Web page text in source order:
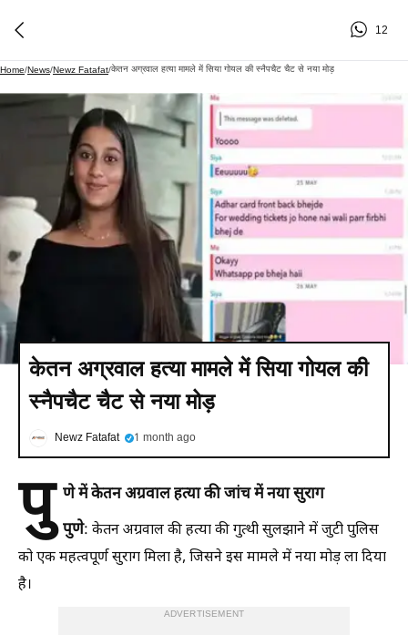
12
Home/News/Newz Fatafat/केतन अग्रवाल हत्या मामले में सिया गोयल की स्नैपचैट चैट से नया मोड़
केतन अग्रवाल हत्या मामले में सिया गोयल की
स्नैपचैट चैट से नया मोड़
Newz Fatafat 1 month ago
पु णे में केतन अग्रवाल हत्या की जांच में नया सुराग
पुणे: केतन अग्रवाल की हत्या की गुत्थी सुलझाने में जुटी पुलिस
को एक महत्वपूर्ण सुराग मिला है, जिसने इस मामले में नया मोड़ ला दिया
है।
ADVERTISEMENT